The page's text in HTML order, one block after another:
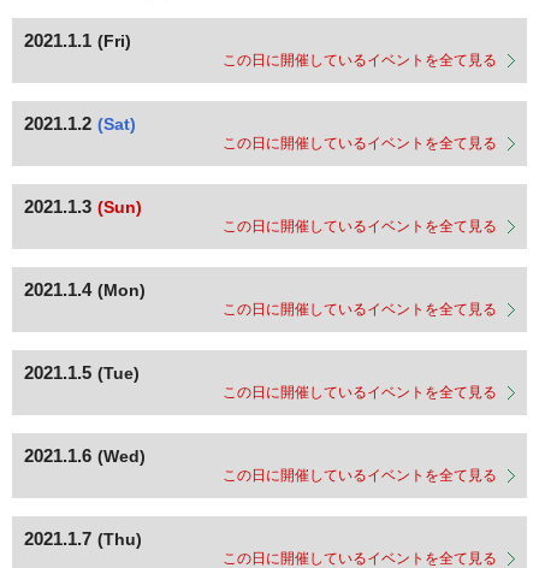
2021.1.1 (Fri)
この日に開催しているイベントを全て見る
2021.1.2 (Sat)
この日に開催しているイベントを全て見る
2021.1.3 (Sun)
この日に開催しているイベントを全て見る
2021.1.4 (Mon)
この日に開催しているイベントを全て見る
2021.1.5 (Tue)
この日に開催しているイベントを全て見る
2021.1.6 (Wed)
この日に開催しているイベントを全て見る
2021.1.7 (Thu)
この日に開催しているイベントを全て見る